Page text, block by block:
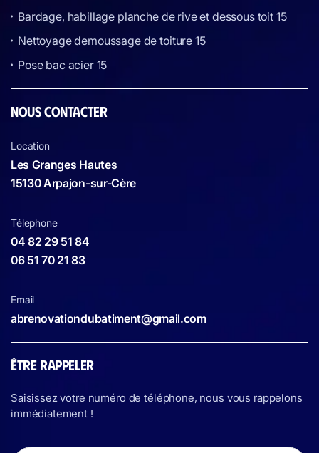
Bardage, habillage planche de rive et dessous toit 15
Nettoyage demoussage de toiture 15
Pose bac acier 15
NOUS CONTACTER
Location
Les Granges Hautes
15130 Arpajon-sur-Cère
Télephone
04 82 29 51 84
06 51 70 21 83
Email
abrenovationdubatiment@gmail.com
ÊTRE RAPPELER
Saisissez votre numéro de téléphone, nous vous rappelons
immédiatement !